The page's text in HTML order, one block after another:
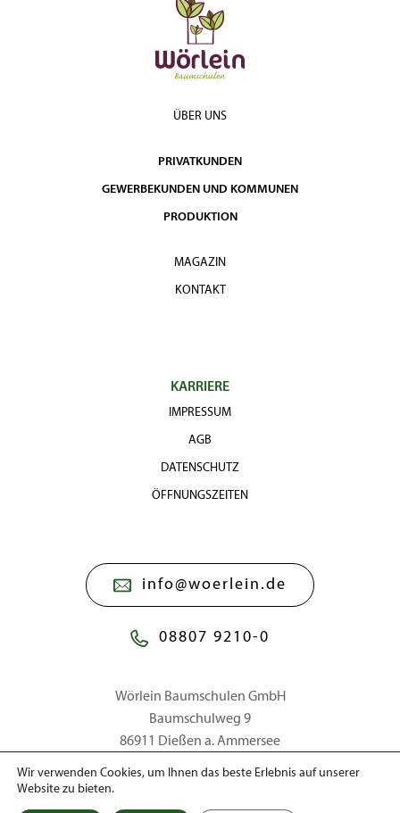
ÜBER UNS
PRIVATKUNDEN
GEWERBEKUNDEN UND KOMMUNEN
PRODUKTION
MAGAZIN
KONTAKT
KARRIERE
IMPRESSUM
AGB
DATENSCHUTZ
ÖFFNUNGSZEITEN
info@woerlein.de
08807 9210-0
Wörlein Baumschulen GmbH
Baumschulweg 9
86911 Dießen a. Ammersee
© 2026 Wörlein Baumschulen GmbH
Wir verwenden Cookies, um Ihnen das beste Erlebnis auf unserer
Website zu bieten.